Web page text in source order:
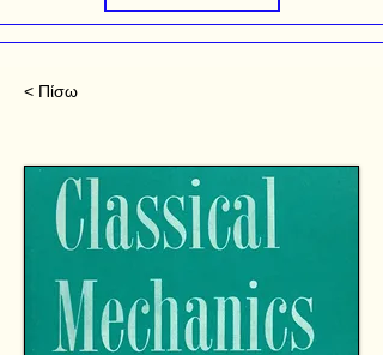
< Πίσω